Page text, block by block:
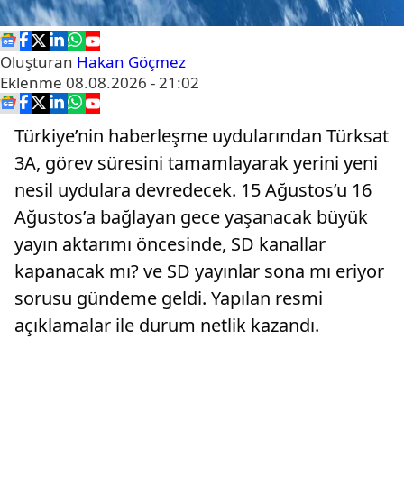
Oluşturan Hakan Göçmez
Eklenme 08.08.2026 - 21:02
Türkiye’nin haberleşme uydularından Türksat
3A, görev süresini tamamlayarak yerini yeni
nesil uydulara devredecek. 15 Ağustos’u 16
Ağustos’a bağlayan gece yaşanacak büyük
yayın aktarımı öncesinde, SD kanallar
kapanacak mı? ve SD yayınlar sona mı eriyor
sorusu gündeme geldi. Yapılan resmi
açıklamalar ile durum netlik kazandı.